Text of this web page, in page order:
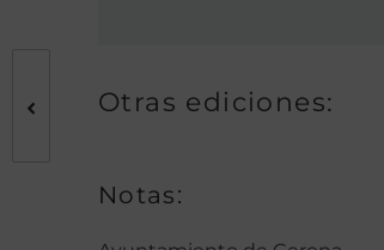
Otras ediciones:
Notas: